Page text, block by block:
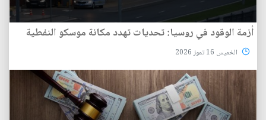
أزمة الوقود في روسيا: تحديات تهدد مكانة موسكو النفطية
الخميس 16 تموز 2026